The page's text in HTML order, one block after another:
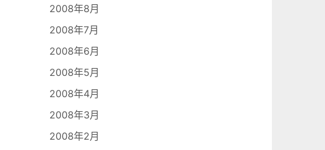
2008年8月
2008年7月
2008年6月
2008年5月
2008年4月
2008年3月
2008年2月